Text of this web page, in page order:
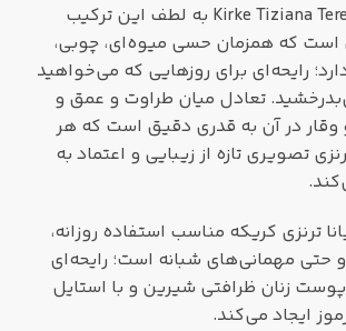
بادی پرفیوم Kirke Tiziana Terenzi به لطف این ترکیب
که همزمان حسی میوه‌ای، چوبی،
رایحه‌ای برای روزهایی که می‌خواهید
تعادل میان طراوت و عمق و
وقار در آن به قدری دقیق است که هر
تصویری تازه از زیبایی و اعتماد به
ترنزی کریکه مناسب استفاده روزانه،
حتی مهمانی‌های شبانه است؛ رایحه‌ای
زنان ظرافتی شیرین و با استایل
ایجاد می‌کند.